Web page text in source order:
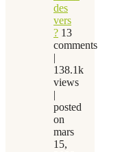
des
vers
? 13
comments
|
138.1k
views
|
posted
on
mars
15,